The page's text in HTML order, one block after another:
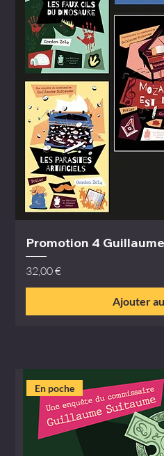
Promotion 4
Prix
32,00 €
Ajouter
En poche